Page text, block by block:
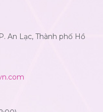
An Lạc, Thành phố Hồ